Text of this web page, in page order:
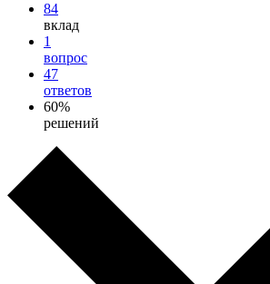
84
вклад
1
вопрос
47
ответов
60%
решений